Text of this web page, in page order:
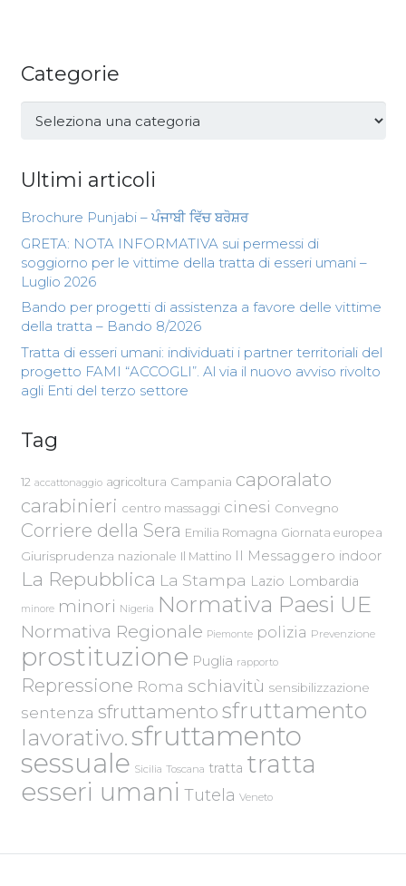
Categorie
Categorie
Ultimi articoli
Brochure Punjabi – ਪੰਜਾਬੀ ਵਿੱਚ ਬਰੋਸ਼ਰ
GRETA: NOTA INFORMATIVA sui permessi di
soggiorno per le vittime della tratta di esseri umani –
Luglio 2026
Bando per progetti di assistenza a favore delle vittime
della tratta – Bando 8/2026
Tratta di esseri umani: individuati i partner territoriali del
progetto FAMI “ACCOGLI”. Al via il nuovo avviso rivolto
agli Enti del terzo settore
Tag
12 accattonaggio agricoltura Campania caporalato
carabinieri centro massaggi cinesi Convegno
Corriere della Sera Emilia Romagna Giornata europea
Giurisprudenza nazionale Il Mattino Il Messaggero indoor
La Repubblica La Stampa Lazio Lombardia
minore minori Nigeria Normativa Paesi UE
Normativa Regionale Piemonte polizia Prevenzione
prostituzione Puglia rapporto
Repressione Roma schiavitù sensibilizzazione
sentenza sfruttamento sfruttamento
lavorativo.sfruttamento
sessuale Sicilia Toscana tratta tratta
esseri umani Tutela Veneto